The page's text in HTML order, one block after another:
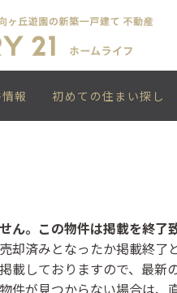
報 初めての住まい探し
ん。この物件は掲載を終了
却済みとなったか掲載終了
載しておりますので、最新
件が見つからない場合は、